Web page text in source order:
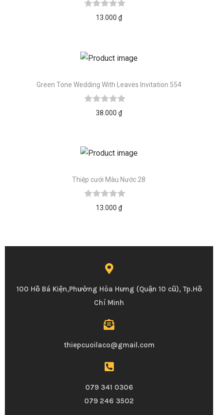
13.000 ₫
Green Tone Wedding With Leaves Invitation 554
38.000 ₫
Thiệp cưới Màu Nước 28
13.000 ₫
100 Hồ Bá Kiện,Phường Hòa Hưng (Quận 10 cũ), Tp.Hồ
Chí Minh
thiepcuoilaco@gmail.com
079 341 0306
079 246 3502